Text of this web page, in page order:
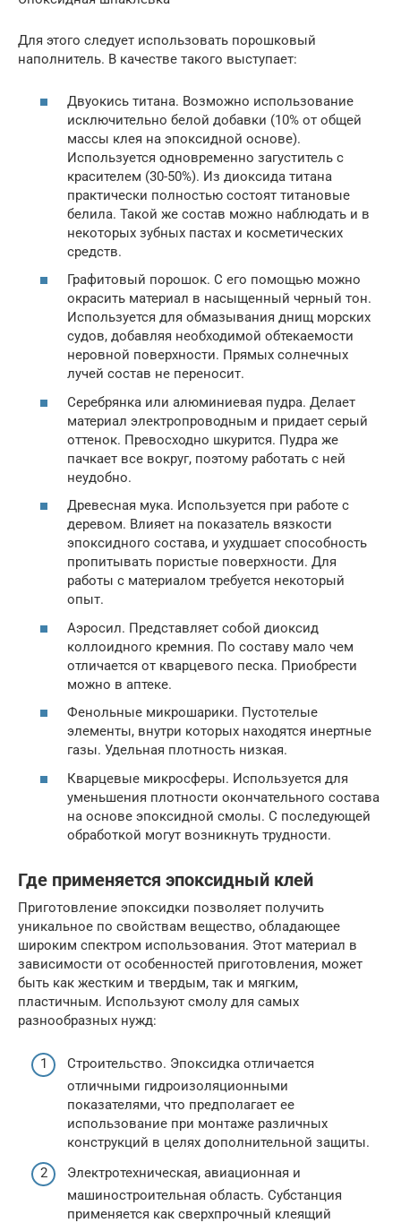
Для этого следует использовать порошковый
наполнитель. В качестве такого выступает:
Двуокись титана. Возможно использование
исключительно белой добавки (10% от общей
массы клея на эпоксидной основе).
Используется одновременно загуститель с
красителем (30-50%). Из диоксида титана
практически полностью состоят титановые
белила. Такой же состав можно наблюдать и в
некоторых зубных пастах и косметических
средств.
Графитовый порошок. С его помощью можно
окрасить материал в насыщенный черный тон.
Используется для обмазывания днищ морских
судов, добавляя необходимой обтекаемости
неровной поверхности. Прямых солнечных
лучей состав не переносит.
Серебрянка или алюминиевая пудра. Делает
материал электропроводным и придает серый
оттенок. Превосходно шкурится. Пудра же
пачкает все вокруг, поэтому работать с ней
неудобно.
Древесная мука. Используется при работе с
деревом. Влияет на показатель вязкости
эпоксидного состава, и ухудшает способность
пропитывать пористые поверхности. Для
работы с материалом требуется некоторый
опыт.
Аэросил. Представляет собой диоксид
коллоидного кремния. По составу мало чем
отличается от кварцевого песка. Приобрести
можно в аптеке.
Фенольные микрошарики. Пустотелые
элементы, внутри которых находятся инертные
газы. Удельная плотность низкая.
Кварцевые микросферы. Используется для
уменьшения плотности окончательного состава
на основе эпоксидной смолы. С последующей
обработкой могут возникнуть трудности.
Где применяется эпоксидный клей
Приготовление эпоксидки позволяет получить
уникальное по свойствам вещество, обладающее
широким спектром использования. Этот материал в
зависимости от особенностей приготовления, может
быть как жестким и твердым, так и мягким,
пластичным. Используют смолу для самых
разнообразных нужд:
Строительство. Эпоксидка отличается
отличными гидроизоляционными
показателями, что предполагает ее
использование при монтаже различных
конструкций в целях дополнительной защиты.
Электротехническая, авиационная и
машиностроительная область. Субстанция
применяется как сверхпрочный клеящий